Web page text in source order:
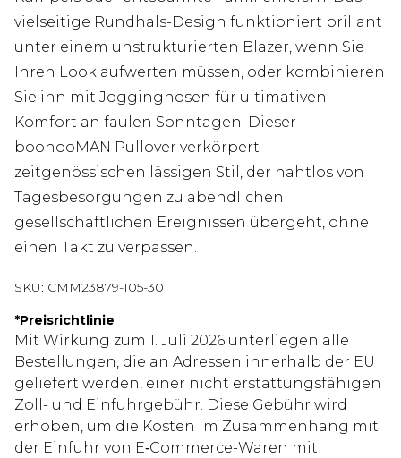
vielseitige Rundhals-Design funktioniert brillant
unter einem unstrukturierten Blazer, wenn Sie
Ihren Look aufwerten müssen, oder kombinieren
Sie ihn mit Jogginghosen für ultimativen
Komfort an faulen Sonntagen. Dieser
boohooMAN Pullover verkörpert
zeitgenössischen lässigen Stil, der nahtlos von
Tagesbesorgungen zu abendlichen
gesellschaftlichen Ereignissen übergeht, ohne
einen Takt zu verpassen.
SKU: CMM23879-105-30
*Preisrichtlinie
Mit Wirkung zum 1. Juli 2026 unterliegen alle
Bestellungen, die an Adressen innerhalb der EU
geliefert werden, einer nicht erstattungsfähigen
Zoll- und Einfuhrgebühr. Diese Gebühr wird
erhoben, um die Kosten im Zusammenhang mit
der Einfuhr von E‑Commerce-Waren mit